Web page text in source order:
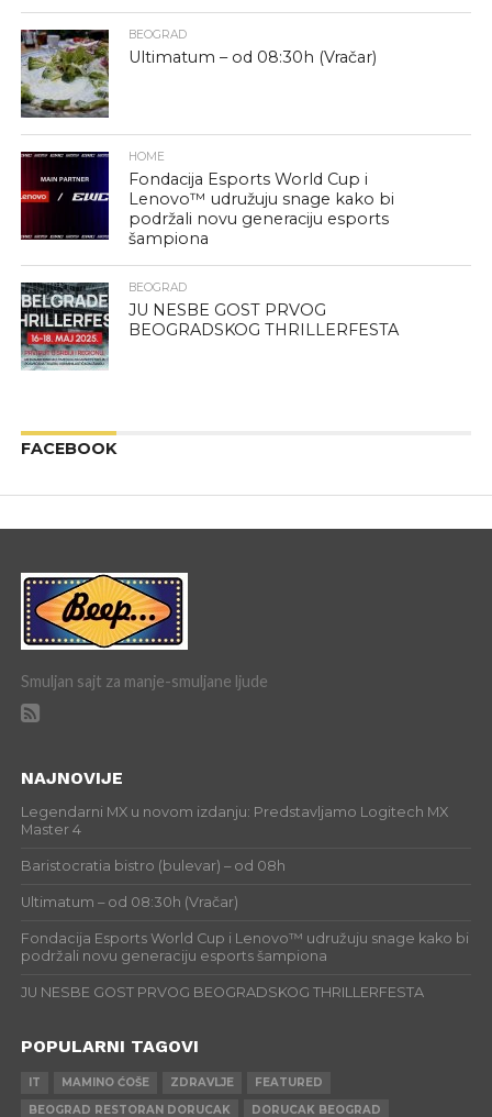
BEOGRAD
Ultimatum – od 08:30h (Vračar)
HOME
Fondacija Esports World Cup i
Lenovo™ udružuju snage kako bi
podržali novu generaciju esports
šampiona
BEOGRAD
JU NESBE GOST PRVOG
BEOGRADSKOG THRILLERFESTA
FACEBOOK
Smuljan sajt za manje-smuljane ljude
NAJNOVIJE
Legendarni MX u novom izdanju: Predstavljamo Logitech MX
Master 4
Baristocratia bistro (bulevar) – od 08h
Ultimatum – od 08:30h (Vračar)
Fondacija Esports World Cup i Lenovo™ udružuju snage kako bi
podržali novu generaciju esports šampiona
JU NESBE GOST PRVOG BEOGRADSKOG THRILLERFESTA
POPULARNI TAGOVI
IT MAMINO ĆOŠE ZDRAVLJE
FEATURED
BEOGRAD RESTORAN DORUCAK
DORUCAK BEOGRAD